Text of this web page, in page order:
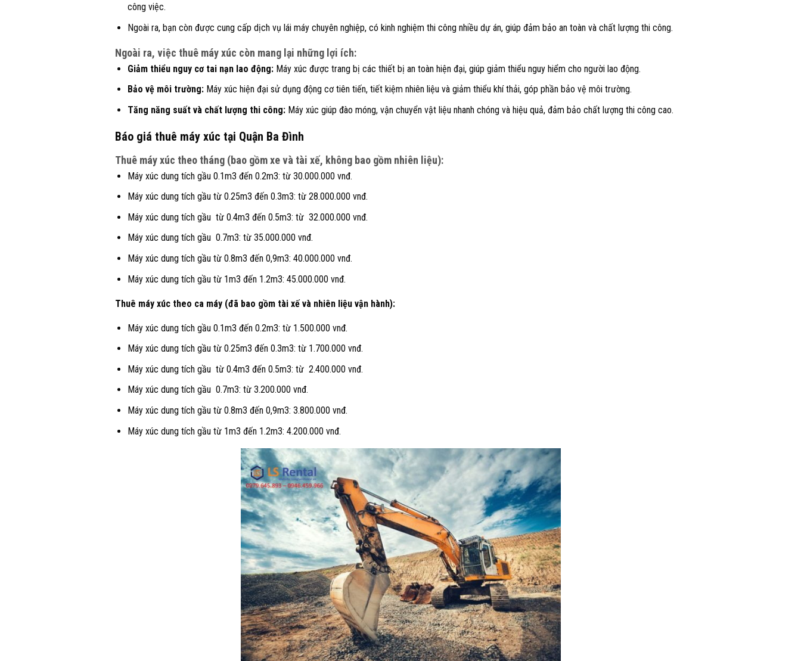
công việc.
Ngoài ra, bạn còn được cung cấp dịch vụ lái máy chuyên nghiệp, có kinh nghiệm thi công nhiều dự án, giúp đảm bảo an toàn và chất lượng thi công.
Ngoài ra, việc thuê máy xúc còn mang lại những lợi ích:
Giảm thiểu nguy cơ tai nạn lao động: Máy xúc được trang bị các thiết bị an toàn hiện đại, giúp giảm thiểu nguy hiểm cho người lao động.
Bảo vệ môi trường: Máy xúc hiện đại sử dụng động cơ tiên tiến, tiết kiệm nhiên liệu và giảm thiểu khí thải, góp phần bảo vệ môi trường.
Tăng năng suất và chất lượng thi công: Máy xúc giúp đào móng, vận chuyển vật liệu nhanh chóng và hiệu quả, đảm bảo chất lượng thi công cao.
Báo giá thuê máy xúc tại Quận Ba Đình
Thuê máy xúc theo tháng (bao gồm xe và tài xế, không bao gồm nhiên liệu):
Máy xúc dung tích gầu 0.1m3 đến 0.2m3: từ 30.000.000 vnđ.
Máy xúc dung tích gầu từ 0.25m3 đến 0.3m3: từ 28.000.000 vnđ.
Máy xúc dung tích gầu từ 0.4m3 đến 0.5m3: từ 32.000.000 vnđ.
Máy xúc dung tích gầu 0.7m3: từ 35.000.000 vnđ.
Máy xúc dung tích gầu từ 0.8m3 đến 0,9m3: 40.000.000 vnđ.
Máy xúc dung tích gầu từ 1m3 đến 1.2m3: 45.000.000 vnđ.
Thuê máy xúc theo ca máy (đã bao gồm tài xế và nhiên liệu vận hành):
Máy xúc dung tích gầu 0.1m3 đến 0.2m3: từ 1.500.000 vnđ.
Máy xúc dung tích gầu từ 0.25m3 đến 0.3m3: từ 1.700.000 vnđ.
Máy xúc dung tích gầu từ 0.4m3 đến 0.5m3: từ 2.400.000 vnđ.
Máy xúc dung tích gầu 0.7m3: từ 3.200.000 vnđ.
Máy xúc dung tích gầu từ 0.8m3 đến 0,9m3: 3.800.000 vnđ.
Máy xúc dung tích gầu từ 1m3 đến 1.2m3: 4.200.000 vnđ.